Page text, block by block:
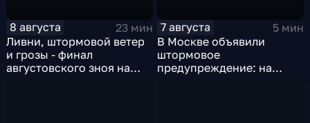
8 августа
23 мин
Ливни, штормовой ветер
и грозы - финал
августовского зноя на
7 августа
5 мин
В Москве объявили
штормовое
предупреждение: на